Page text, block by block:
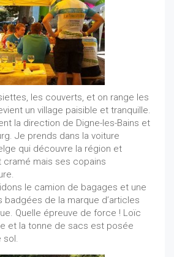
les couverts, et on range les
un village paisible et tranquille.
la direction de Digne-les-Bains et
Je prends dans la voiture
qui découvre la région et
cramé mais ses copains
le camion de bagages et une
de la marque d’articles
Quelle épreuve de force ! Loïc
et la tonne de sacs est posée
sol.